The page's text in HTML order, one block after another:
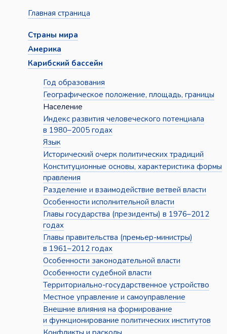
Главная страница
Страны мира
Америка
Карибский бассейн
Год образования
Географическое положение, площадь, границы
Население
Индекс развития человеческого потенциала
в 1980–2005 годах
Язык
Исторический очерк политических традиций
Конституционные основы, характеристика формы
правления
Разделение и взаимодействие ветвей власти
Особенности исполнительной власти
Главы государства (президенты) в 1976–2012
годах
Главы правительства (премьер-министры)
в 1961–2012 годах
Особенности законодательной власти
Особенности судебной власти
Территориально-государственное устройство
Местное управление и самоуправление
Внешние влияния на формирование
и функционирование политических институтов